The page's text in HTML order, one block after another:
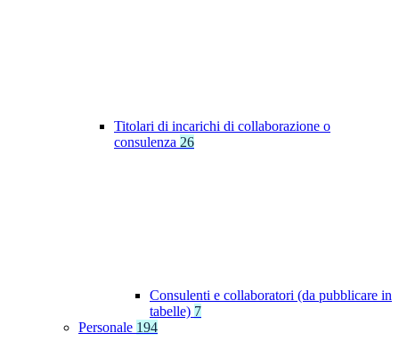
Titolari di incarichi di collaborazione o
consulenza 26
Consulenti e collaboratori (da pubblicare in
tabelle) 7
Personale 194